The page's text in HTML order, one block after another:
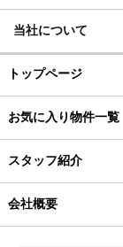
当社について
トップページ
お気に入り物件一覧
スタッフ紹介
会社概要